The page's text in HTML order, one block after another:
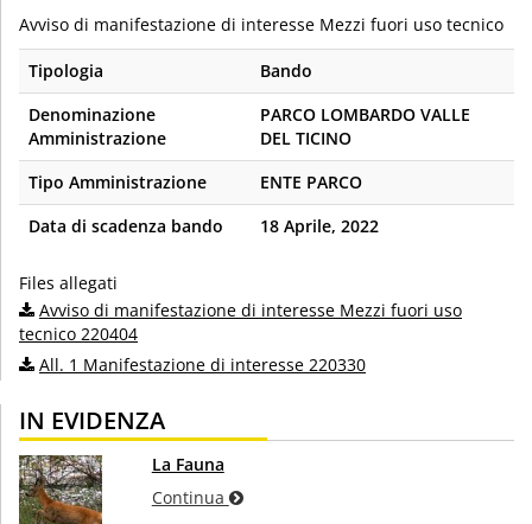
Avviso di manifestazione di interesse Mezzi fuori uso tecnico
Tipologia
Bando
Denominazione
Amministrazione
PARCO LOMBARDO VALLE
DEL TICINO
Tipo Amministrazione
ENTE PARCO
Data di scadenza bando
18 Aprile, 2022
Files allegati
Avviso di manifestazione di interesse Mezzi fuori uso
tecnico 220404
All. 1 Manifestazione di interesse 220330
IN EVIDENZA
La Fauna
Continua